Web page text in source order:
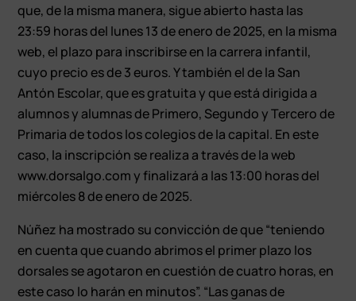
que, de la misma manera, sigue abierto hasta las
23:59 horas del lunes 13 de enero de 2025, en la misma
web, el plazo para inscribirse en la carrera infantil,
cuyo precio es de 3 euros. Y también el de la San
Antón Escolar, que es gratuita y que está dirigida a
alumnos y alumnas de Primero, Segundo y Tercero de
Primaria de todos los colegios de la capital. En este
caso, la inscripción se realiza a través de la web
www.dorsalgo.com y finalizará a las 13:00 horas del
miércoles 8 de enero de 2025.
Núñez ha mostrado su convicción de que “teniendo
en cuenta que cuando abrimos el primer plazo los
dorsales se agotaron en cuestión de cuatro horas, en
este caso lo harán en minutos”. “Las ganas de